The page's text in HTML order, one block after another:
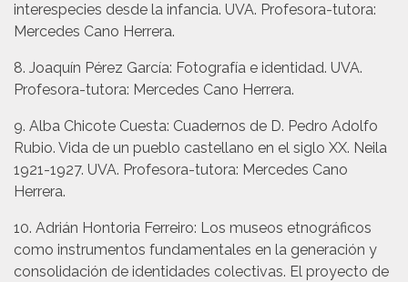
interespecies desde la infancia. UVA. Profesora-tutora:
Mercedes Cano Herrera.
8. Joaquín Pérez García: Fotografía e identidad. UVA.
Profesora-tutora: Mercedes Cano Herrera.
9. Alba Chicote Cuesta: Cuadernos de D. Pedro Adolfo
Rubio. Vida de un pueblo castellano en el siglo XX. Neila
1921-1927. UVA. Profesora-tutora: Mercedes Cano
Herrera.
10. Adrián Hontoria Ferreiro: Los museos etnográficos
como instrumentos fundamentales en la generación y
consolidación de identidades colectivas. El proyecto de